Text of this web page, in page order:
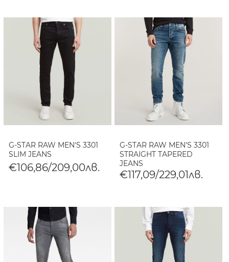
G-STAR RAW MEN'S 3301
SLIM JEANS
€106,86/209,00лв.
G-STAR RAW MEN'S 3301
STRAIGHT TAPERED
JEANS
€117,09/229,01лв.